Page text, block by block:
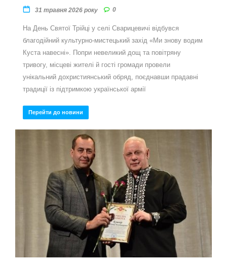
31 травня 2026 року 0
На День Святої Трійці у селі Сварицевичі відбувся
благодійний культурно-мистецький захід «Ми знову водим
Куста навесні». Попри невеликий дощ та повітряну
тривогу, місцеві жителі й гості громади провели
унікальний дохристиянський обряд, поєднавши прадавні
традиції із підтримкою української армії
Перейти до новини